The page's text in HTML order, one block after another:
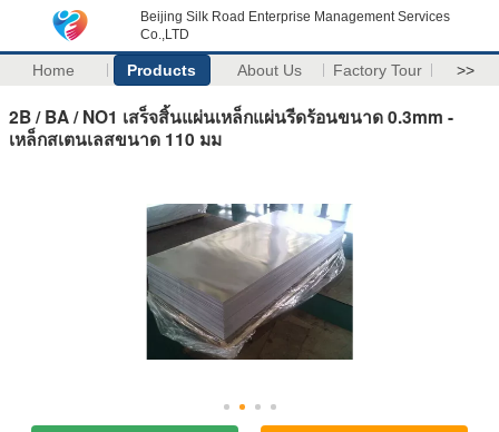
Beijing Silk Road Enterprise Management Services
Co.,LTD
Home Products About Us Factory Tour >>
2B / BA / NO1 เสร็จสิ้นแผ่นเหล็กแผ่นรีดร้อนขนาด 0.3mm -
เหล็กสเตนเลสขนาด 110 มม